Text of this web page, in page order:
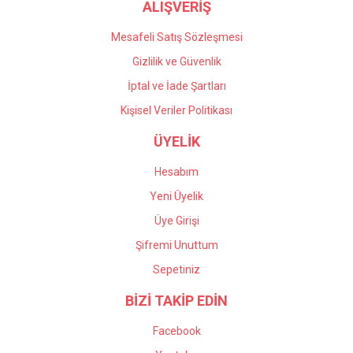
ALIŞVERİŞ
Mesafeli Satış Sözleşmesi
Gizlilik ve Güvenlik
İptal ve İade Şartları
Kişisel Veriler Politikası
ÜYELİK
Hesabım
Yeni Üyelik
Üye Girişi
Şifremi Unuttum
Sepetiniz
BİZİ TAKİP EDİN
Facebook